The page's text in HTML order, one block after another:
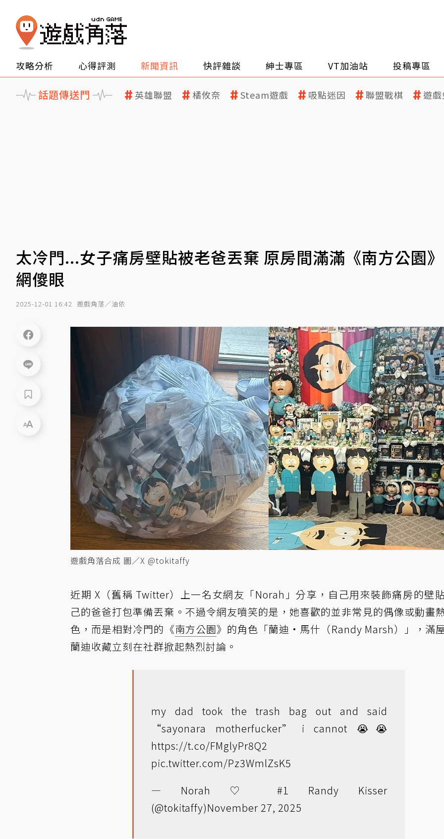
攻略分析 心得評測 新聞資訊 快評雜談 紳士專區 VT加油站 投稿專區
話題傳送門 英雄聯盟 橘攸奈 Steam遊戲 吸點迷因 聯盟戰棋 遊
太冷門...女子痛房壁貼被老爸丟棄 原房間滿滿《南方公園
網傻眼
2025-12-01 16:42 遊戲角落／油依
遊戲角落合成 圖／X @tokitaffy
近期 X（舊稱 Twitter）上一名女網友「Norah」分享，自己用來裝飾痛房的壁
己的爸爸打包準備丟棄。不過令網友噴笑的是，她喜歡的並非常見的偶像或動畫
色，而是相對冷門的《南方公園》的角色「蘭迪·馬什（Randy Marsh）」，滿
蘭迪收藏立刻在社群掀起熱烈討論。
my dad took the trash bag out and said
“sayonara motherfucker” i cannot 😭😭
https://t.co/FMglyPr8Q2
pic.twitter.com/Pz3WmlZsK5
— Norah ♡ #1 Randy Kisser
(@tokitaffy)November 27, 2025